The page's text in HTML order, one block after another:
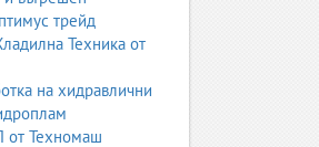
ще бъдат по-
трейд
Техника от
на хидравлични
Техномаш